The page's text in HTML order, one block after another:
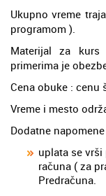
Ukupno vreme
programom ).
Materijal za
primerima je
Cena obuke : cenu
Vreme i mesto
Dodatne napomene
uplata se
računa ( za
Predračuna.